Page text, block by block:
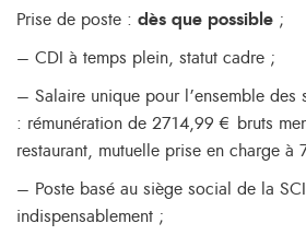
Prise de poste : dès que possible ;
– CDI à temps plein, statut cadre ;
– Salaire unique pour l’ensemble des
: rémunération de 2714,99€ bruts
restaurant, mutuelle prise en charge à
– Poste basé au siège social de la
indispensablement ;